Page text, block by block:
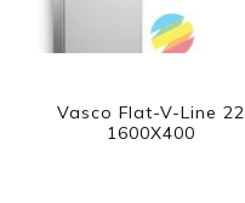
Vasco Flat-V-Line 22
1600X400